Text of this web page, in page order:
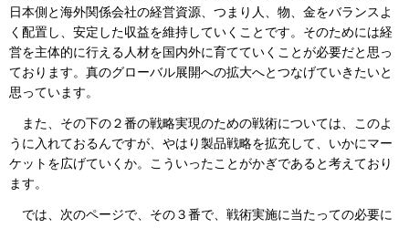
日本側と海外関係会社の経営資源、つまり人、物、金をバランスよ
く配置し、安定した収益を維持していくことです。そのためには経
営を主体的に行える人材を国内外に育てていくことが必要だと思っ
ております。真のグローバル展開への拡大へとつなげていきたいと
思っています。
また、その下の２番の戦略実現のための戦術については、このよ
うに入れておるんですが、やはり製品戦略を拡充して、いかにマー
ケットを広げていくか。こういったことがかぎであると考えており
ます。
では、次のページで、その３番で、戦術実施に当たっての必要に